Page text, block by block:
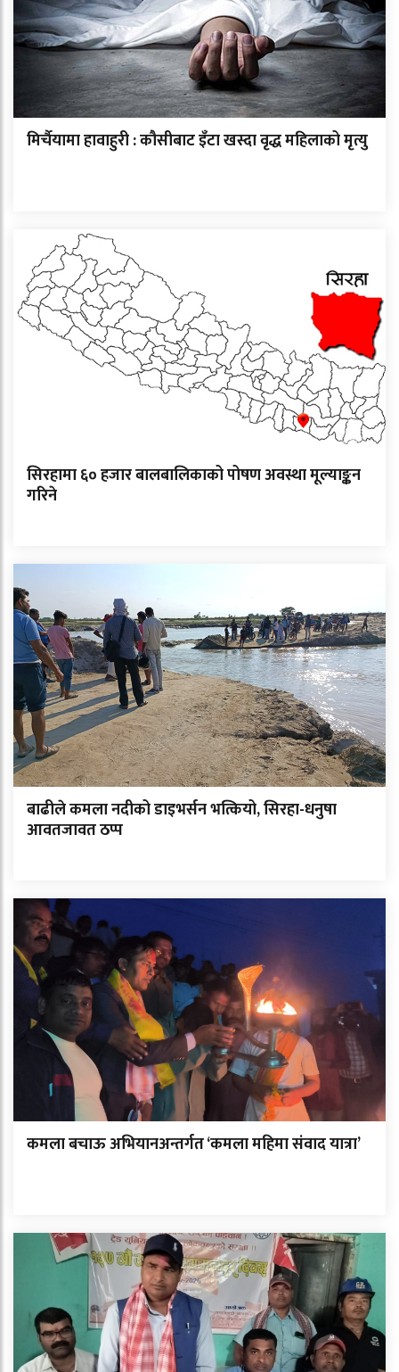
मिर्चैयामा हावाहुरी : कौसीबाट इँटा खस्दा वृद्ध महिलाको मृत्यु
सिरहामा ६० हजार बालबालिकाको पोषण अवस्था मूल्याङ्कन
गरिने
बाढीले कमला नदीको डाइभर्सन भत्कियो, सिरहा-धनुषा
आवतजावत ठप्प
कमला बचाऊ अभियानअन्तर्गत ‘कमला महिमा संवाद यात्रा’